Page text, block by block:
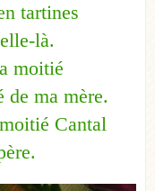
tartines
là.
moitié
de ma mère.
Cantal